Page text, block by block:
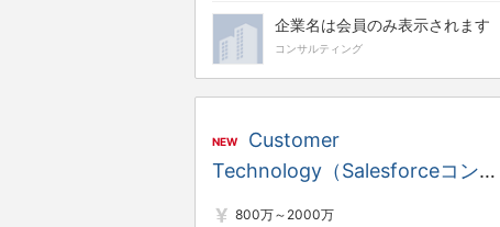
企業名は会員のみ表示されます
コンサルティング
NEW
Customer
Technology（Salesforceコンサ
800万～2000万